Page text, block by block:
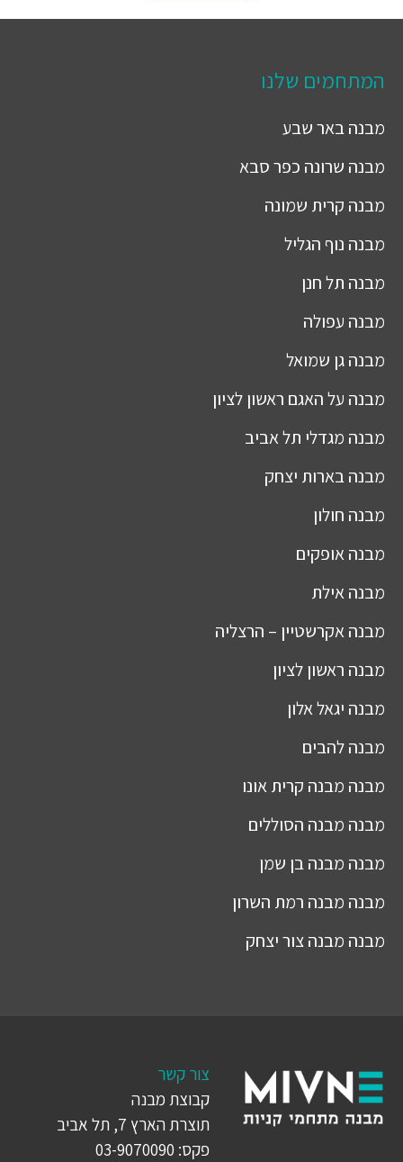
המתחמים שלנו
מבנהבאר שבע
מבנה שרונה כפר סבא
מבנה קרית שמונה
מבנה נוף הגליל
מבנה תל חנן
מבנה עפולה
מבנהגן שמואל
מבנה על האגם ראשון לציון
מבנה מגדלי תל אביב
מבנהבארות יצחק
מבנה חולון
מבנהאופקים
מבנהאילת
מבנהאקרשטיין – הרצליה
מבנה ראשון לציון
מבנה יגאל אלון
מבנהלהבים
מבנה מבנה קרית אונו
מבנה מבנה הסוללים
מבנה מבנה בן שמן
מבנה מבנה רמת השרון
מבנה מבנה צור יצחק
צור קשר
קבוצת מבנה
תוצרת הארץ 7, תל אביב
פקס: 03-9070090